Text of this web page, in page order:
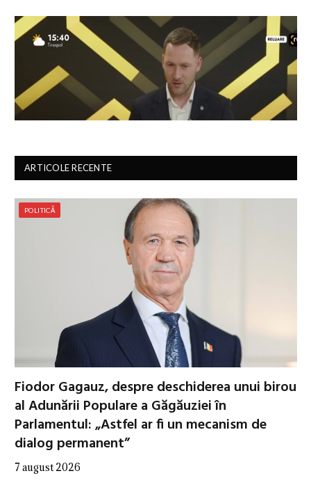
ARTICOLE RECENTE
POLITICĂ
Fiodor Gagauz, despre deschiderea unui birou
al Adunării Populare a Găgăuziei în
Parlamentul: „Astfel ar fi un mecanism de
dialog permanent”
7 august 2026